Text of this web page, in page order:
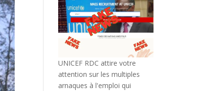
UNICEF RDC attire votre
attention sur les multiples
arnaques à l'emploi qui